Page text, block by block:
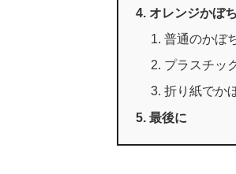
オレンジかぼ
普通のかぼ
プラスチッ
折り紙でか
最後に